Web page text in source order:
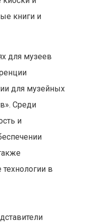
книги и
для музеев
для музейных
Среди
и
в